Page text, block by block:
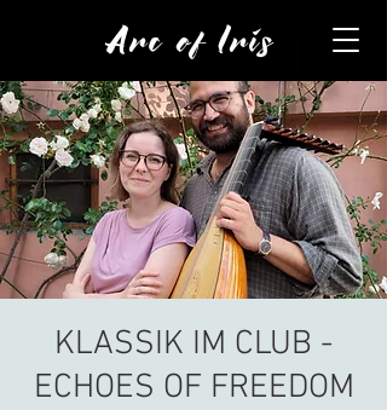
Arc of Iris
KLASSIK IM CLUB -
ECHOES OF FREEDOM